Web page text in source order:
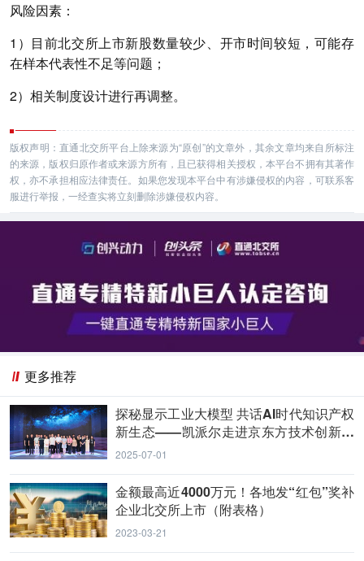
风险因素：
1）目前北交所上市新股数量较少、开市时间较短，可能存
在样本代表性不足等问题；
2）相关制度设计进行再调整。
版权声明：直通北交所平台上除来源为“原创”的文章外，其余文章均来自所标注
的来源，版权归原作者或来源方所有，且已获得相关授权，本平台不拥有其著作
权，亦不承担相应法律责任。如果您发现本平台中有涉嫌侵权的内容，可联系客
服进行举报，一经查实将立刻删除涉嫌侵权内容。
更多推荐
探秘显示工业大模型 共话AI时代知识产权
新生态——凯派尔走进京东方技术创新中
心
2025-07-01
金额最高近4000万元！各地发“红包”奖补
企业北交所上市（附表格）
2023-03-21